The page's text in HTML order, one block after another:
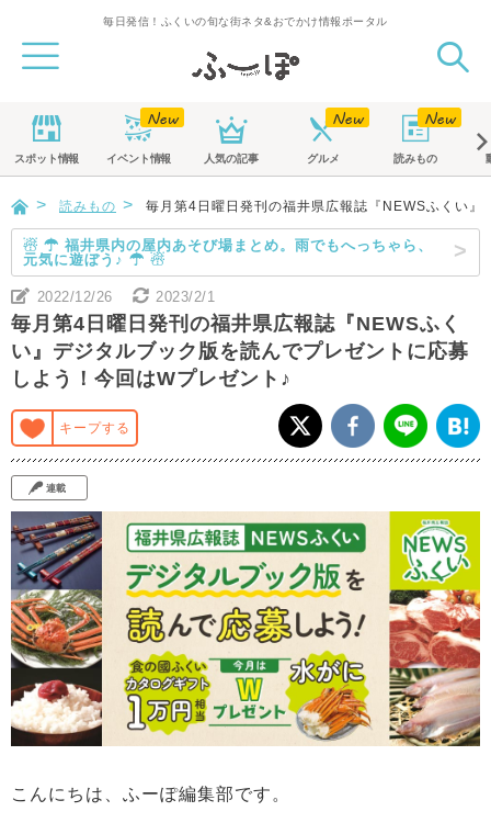
毎日発信！ふくいの旬な街ネタ&おでかけ情報ポータル
スポット情報 イベント情報 人気の記事 グルメ 読みもの
読みもの 毎月第4日曜日発刊の福井県広報誌『NEWSふくい
☃ ☂ 福井県内の屋内あそび場まとめ。雨でもへっちゃら、
元気に遊ぼう♪ ☂ ☃
2022/12/26 2023/2/1
毎月第4日曜日発刊の福井県広報誌『NEWSふく
い』デジタルブック版を読んでプレゼントに応募
しよう！今回はWプレゼント♪
キープする
連載
こんにちは、ふーぽ編集部です。